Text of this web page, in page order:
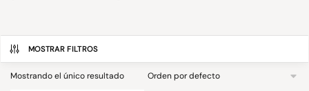
MOSTRAR FILTROS
Mostrando el único resultado